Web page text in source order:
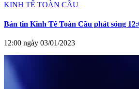
KINH TẾ TOÀN CẦU
Bản tin Kinh Tế Toàn Cầu phát sóng
12:00 ngày 03/01/2023